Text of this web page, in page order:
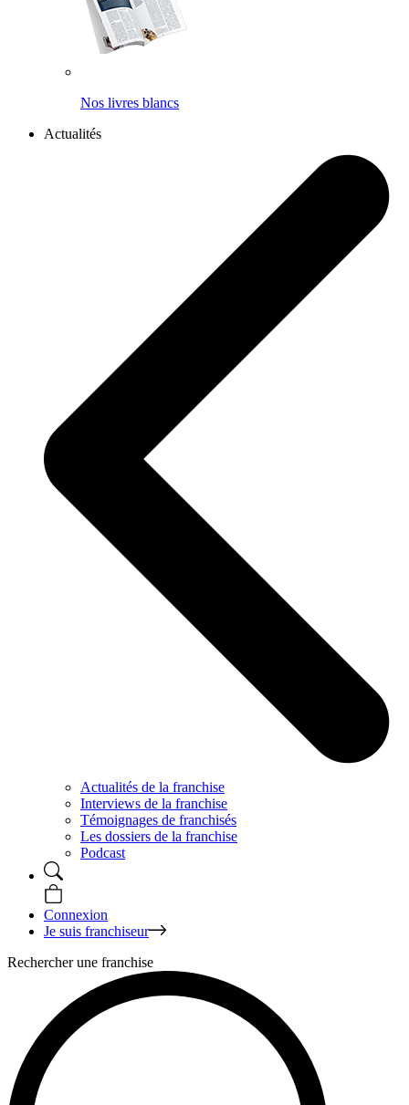
Nos livres blancs
Actualités
Actualités de la franchise
Interviews de la franchise
Témoignages de franchisés
Les dossiers de la franchise
Podcast
Connexion
Je suis franchiseur
Rechercher une franchise